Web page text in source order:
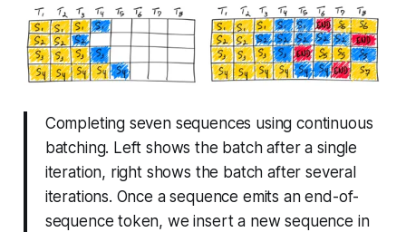
Completing seven sequences using continuous
batching. Left shows the batch after a single
iteration, right shows the batch after several
iterations. Once a sequence emits an end-of-
sequence token, we insert a new sequence in